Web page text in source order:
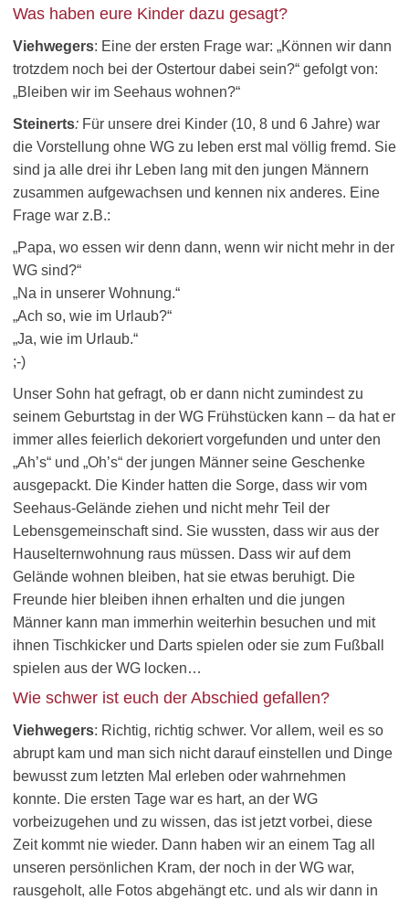
Was haben eure Kinder dazu gesagt?
Viehwegers: Eine der ersten Frage war: „Können wir dann
trotzdem noch bei der Ostertour dabei sein?“ gefolgt von:
„Bleiben wir im Seehaus wohnen?“
Steinerts: Für unsere drei Kinder (10, 8 und 6 Jahre) war
die Vorstellung ohne WG zu leben erst mal völlig fremd. Sie
sind ja alle drei ihr Leben lang mit den jungen Männern
zusammen aufgewachsen und kennen nix anderes. Eine
Frage war z.B.:
„Papa, wo essen wir denn dann, wenn wir nicht mehr in der
WG sind?“
„Na in unserer Wohnung.“
„Ach so, wie im Urlaub?“
„Ja, wie im Urlaub.“
;-)
Unser Sohn hat gefragt, ob er dann nicht zumindest zu
seinem Geburtstag in der WG Frühstücken kann – da hat er
immer alles feierlich dekoriert vorgefunden und unter den
„Ah’s“ und „Oh’s“ der jungen Männer seine Geschenke
ausgepackt. Die Kinder hatten die Sorge, dass wir vom
Seehaus-Gelände ziehen und nicht mehr Teil der
Lebensgemeinschaft sind. Sie wussten, dass wir aus der
Hauselternwohnung raus müssen. Dass wir auf dem
Gelände wohnen bleiben, hat sie etwas beruhigt. Die
Freunde hier bleiben ihnen erhalten und die jungen
Männer kann man immerhin weiterhin besuchen und mit
ihnen Tischkicker und Darts spielen oder sie zum Fußball
spielen aus der WG locken…
Wie schwer ist euch der Abschied gefallen?
Viehwegers: Richtig, richtig schwer. Vor allem, weil es so
abrupt kam und man sich nicht darauf einstellen und Dinge
bewusst zum letzten Mal erleben oder wahrnehmen
konnte. Die ersten Tage war es hart, an der WG
vorbeizugehen und zu wissen, das ist jetzt vorbei, diese
Zeit kommt nie wieder. Dann haben wir an einem Tag all
unseren persönlichen Kram, der noch in der WG war,
rausgeholt, alle Fotos abgehängt etc. und als wir dann in